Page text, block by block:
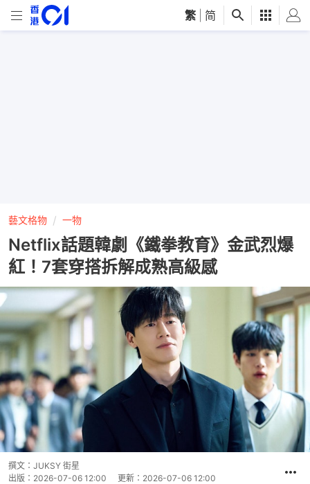
繁 简
藝文格物 一物
Netflix話題韓劇《鐵拳教育》金武烈爆
紅！7套穿搭拆解成熟高級感
撰文： JUKSY 街星
出版： 2026-07-06 12:00 更新： 2026-07-06 12:00